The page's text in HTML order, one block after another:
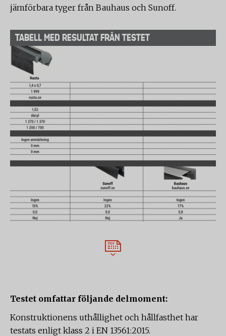
jämförbara tyger från Bauhaus och Sunoff.
TABELL MED RESULTAT FRÅN TESTET
Testet omfattar följande delmoment:
Konstruktionens uthållighet och hållfasthet har
testats enligt klass 2 i EN 13561:2015.